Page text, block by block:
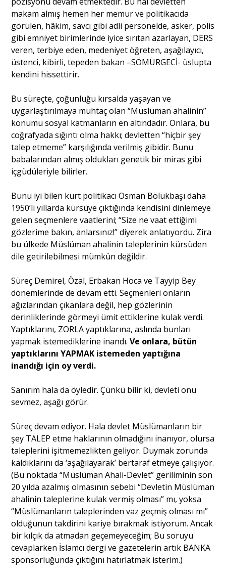
makam almış hemen her memur ve politikacıda
görülen, hâkim, savcı gibi adli personelde, asker, polis
gibi emniyet birimlerinde iyice sırıtan azarlayan, DERS
veren, terbiye eden, medeniyet öğreten, aşağılayıcı,
üstenci, kibirli, tepeden bakan –SÖMÜRGECİ- üslupta
kendini hissettirir.
Bu süreçte, çoğunluğu kırsalda yaşayan ve
uygarlaştırılmaya muhtaç olan “Müslüman ahalinin”
konumu sosyal katmanların en altındadır. Onlara, bu
coğrafyada sığıntı olma hakkı; devletten “hiçbir şey
talep etmeme” karşılığında verilmiş gibidir. Bunu
babalarından almış oldukları genetik bir miras gibi
içgüdüleriyle bilirler.
Bunu iyi bilen kurt politikacı Osman Bölükbaşı daha
1950’li yıllarda kürsüye çıktığında kendisini dinlemeye
gelen seçmenlere vaatlerini; “Size ne vaat ettiğimi
gözlerime bakın, anlarsınız!” diyerek anlatıyordu. Zira
bu ülkede Müslüman ahalinin taleplerinin kürsüden
dile getirilebilmesi mümkün değildir.
Süreç Demirel, Özal, Erbakan Hoca ve Tayyip Bey
dönemlerinde de devam etti. Seçmenleri onların
ağızlarından çıkanlara değil, hep gözlerinin
derinliklerinde görmeyi ümit ettiklerine kulak verdi.
Yaptıklarını, ZORLA yaptıklarına, aslında bunları
yapmak istemediklerine inandı.Ve onlara, bütün
yaptıklarını YAPMAK istemeden yaptığına
inandığı için oy verdi.
Sanırım hala da öyledir. Çünkü bilir ki, devleti onu
sevmez, aşağı görür.
Süreç devam ediyor. Hala devlet Müslümanların bir
şey TALEP etme haklarının olmadığını inanıyor, olursa
taleplerini işitmemezlikten geliyor. Duymak zorunda
kaldıklarını da ‘aşağılayarak’ bertaraf etmeye çalışıyor.
(Bu noktada “Müslüman Ahali-Devlet” geriliminin son
20 yılda azalmış olmasının sebebi “Devletin Müslüman
ahalinin taleplerine kulak vermiş olması” mı, yoksa
“Müslümanların taleplerinden vaz geçmiş olması mı”
olduğunun takdirini kariye bırakmak istiyorum. Ancak
bir kılçık da atmadan geçemeyeceğim; Bu soruyu
cevaplarken İslamcı dergi ve gazetelerin artık BANKA
sponsorluğunda çıktığını hatırlatmak isterim.)